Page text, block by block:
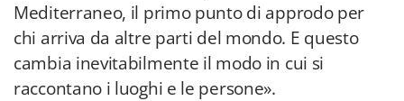
Mediterraneo, il primo punto di approdo per
chi arriva da altre parti del mondo. E questo
cambia inevitabilmente il modo in cui si
raccontano i luoghi e le persone».